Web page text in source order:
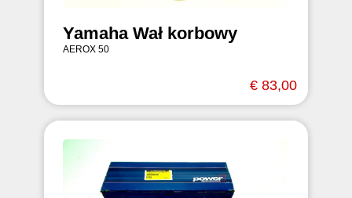
Yamaha Wał korbowy
AEROX 50
€ 83,00